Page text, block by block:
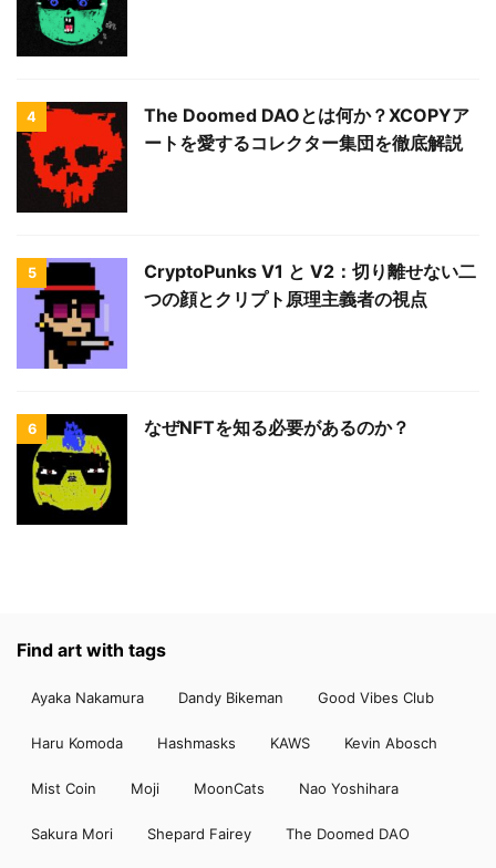
4
The Doomed DAOとは何か？XCOPYア
ートを愛するコレクター集団を徹底解説
5
CryptoPunks V1 と V2：切り離せない二
つの顔とクリプト原理主義者の視点
6 なぜNFTを知る必要があるのか？
Find art with tags
Ayaka Nakamura Dandy Bikeman Good Vibes Club
Haru Komoda Hashmasks KAWS Kevin Abosch
Mist Coin Moji MoonCats Nao Yoshihara
Sakura Mori Shepard Fairey The Doomed DAO